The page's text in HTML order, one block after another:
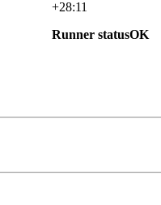
+28:11
Runner statusOK